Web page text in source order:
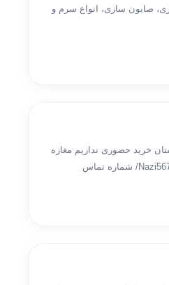
صابون سازی، انواع سرم و
خرید حضوری نداریم مغازه
نداریم آیدی سفارش @Nazi56780 http://mantoshikbanoo.ir/ شماره تماس